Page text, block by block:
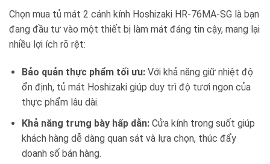
Chọn mua tủ mát 2 cánh kính Hoshizaki HR-76MA-SG là bạn
đang đầu tư vào một thiết bị làm mát đáng tin cậy, mang lại
nhiều lợi ích rõ rệt:
Bảo quản thực phẩm tối ưu:Với khả năng giữ nhiệt độ
ổn định, tủ mát Hoshizaki giúp duy trì độ tươi ngon của
thực phẩm lâu dài.
Khả năng trưng bày hấp dẫn:Cửa kính trong suốt giúp
khách hàng dễ dàng quan sát và lựa chọn, thúc đẩy
doanh số bán hàng.